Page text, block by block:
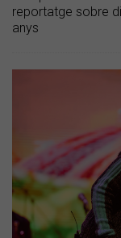
reportatge sobre
anys